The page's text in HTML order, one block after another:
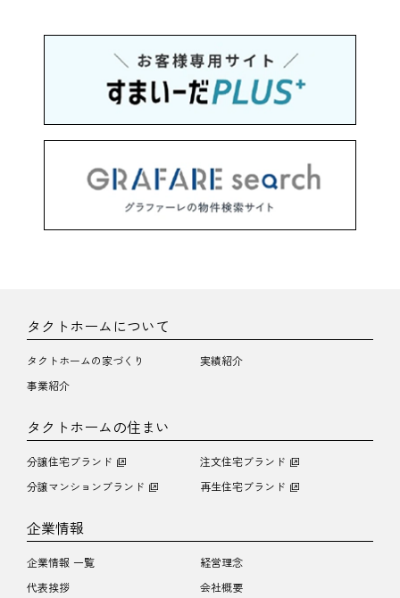
タクトホームについて
タクトホームの家づくり
実績紹介
事業紹介
タクトホームの住まい
分譲住宅ブランド
注文住宅ブランド
分譲マンションブランド
再生住宅ブランド
企業情報
企業情報 一覧
経営理念
代表挨拶
会社概要